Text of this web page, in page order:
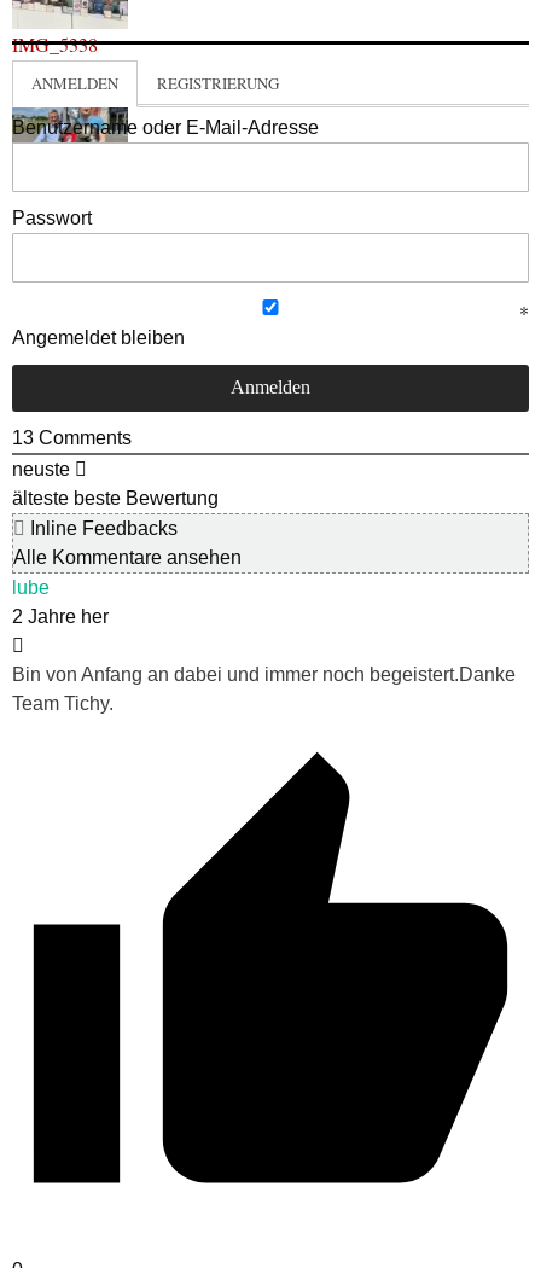
IMG_5338
ANMELDEN REGISTRIERUNG
Benutzername oder E-Mail-Adresse
Passwort
Angemeldet bleiben
13 Comments
neuste
älteste beste Bewertung
Inline Feedbacks
Alle Kommentare ansehen
lube
2 Jahre her
Bin von Anfang an dabei und immer noch begeistert.Danke
Team Tichy.